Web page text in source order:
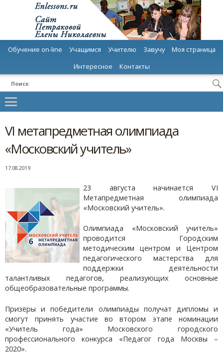
Обучение on-line Учащимся Учителю Завучу
Моя страница
Интересное
Контакты
VI метапредметная олимпиада
«Московский учитель»
17.08.2019
23 августа начинается VI
Метапредметная олимпиада
«Московский учитель».
Олимпиада «Московский учитель»
проводится Городским
методическим центром и Центром
педагогического мастерства для
поддержки деятельности
талантливых педагогов, реализующих основные
общеобразовательные программы.
Призёры и победители олимпиады получат дипломы и
смогут принять участие во втором этапе номинации
«Учитель года» Московского городского
профессионального конкурса «Педагог года Москвы –
2020».